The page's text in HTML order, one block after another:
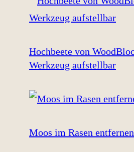
Hochbeete von
Werkzeug aufstellbar
Moos im Rasen entfernen